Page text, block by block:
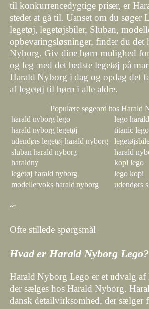
til konkurrencedygtige priser, er
stedet at gå til. Uanset om du søger
legetøj, legetøjsbiler, Sluban,
opbevaringsløsninger, finder du det
Nyborg. Giv dine børn mulighed
og leg med det bedste legetøj på
Harald Nyborg i dag og opdag det
af legetøj til børn i alle aldre.
Populære søgeord hos Harald
harald nyborg lego
lego
harald nyborg legetøj
titanic
udendørs legetøj harald nyborg
sluban harald nyborg
harald
haraldny
kopi lego
legetøj harald nyborg
lego kopi
modellervoks harald nyborg
udendørs
“`
Ofte stillede spørgsmål
Hvad er Harald Nyborg Lego?
Harald Nyborg Lego er et udvalg af
der sælges hos Harald Nyborg.
dansk detailvirksomhed, der sælger